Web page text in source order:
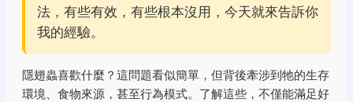
法，有些有效，有些根本沒用，今天就來告訴你
我的經驗。
隱翅蟲喜歡什麼？這問題看似簡單，但背後牽涉到牠的生存
環境、食物來源，甚至行為模式。了解這些，不僅能滿足好